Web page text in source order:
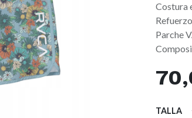
Costura
Parche
TALLA